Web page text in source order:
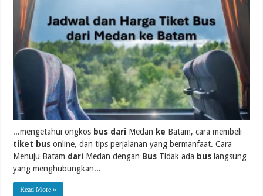
...mengetahui ongkos bus dari Medan ke Batam, cara membeli
tiket bus online, dan tips perjalanan yang bermanfaat. Cara
Menuju Batam dari Medan dengan Bus Tidak ada bus langsung
yang menghubungkan...
Read More »